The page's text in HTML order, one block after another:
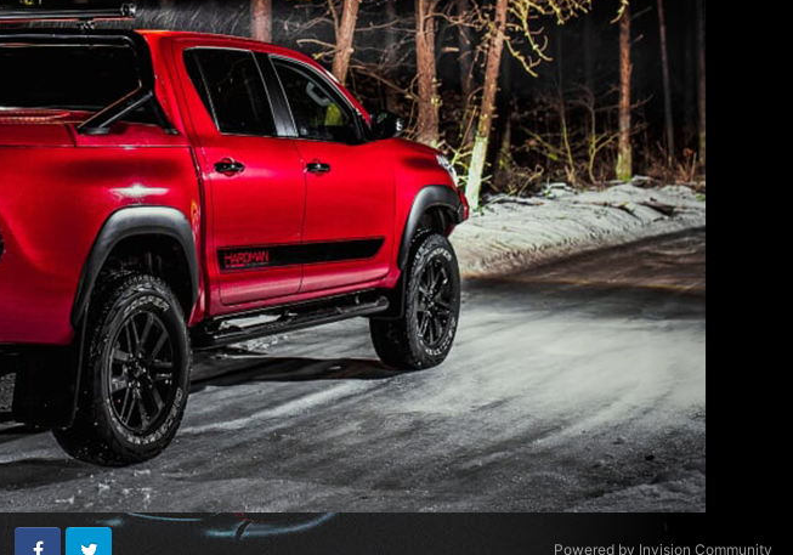
Powered by Invision Community